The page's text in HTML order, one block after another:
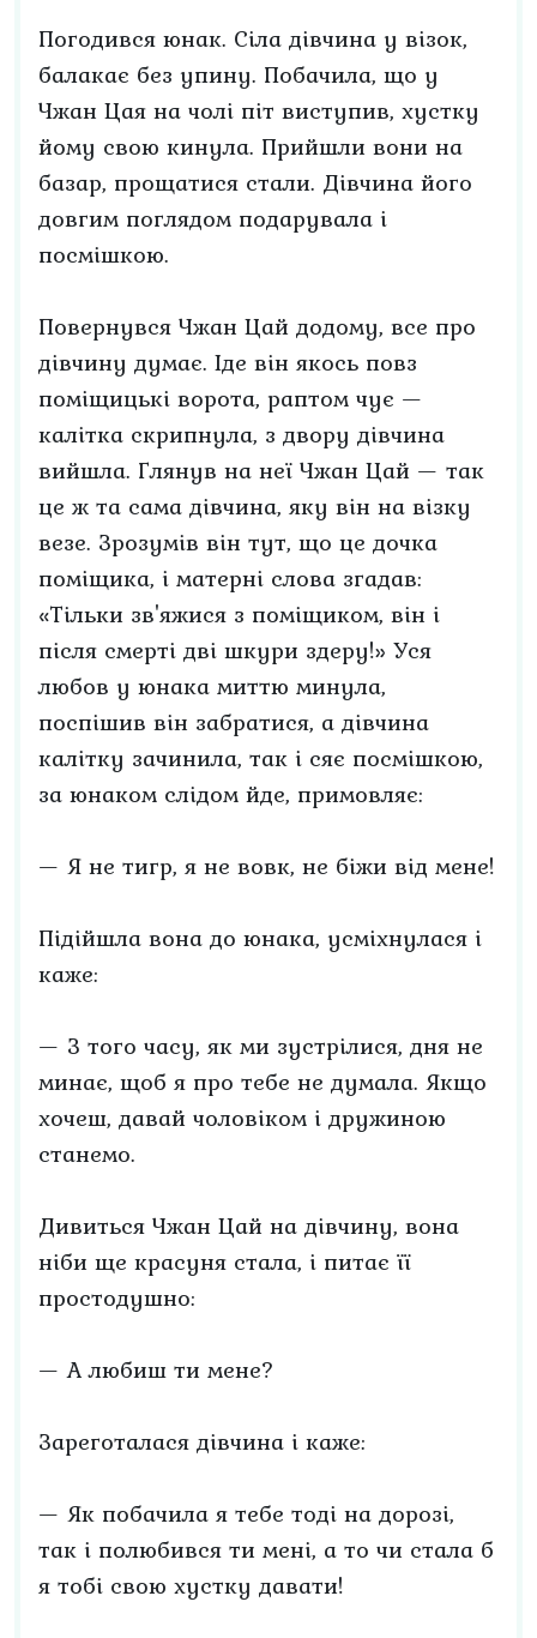
Погодився юнак. Сіла дівчина у візок,
балакає без упину. Побачила, що у
Чжан Цая на чолі піт виступив, хустку
йому свою кинула. Прийшли вони на
базар, прощатися стали. Дівчина його
довгим поглядом подарувала і
посмішкою.
Повернувся Чжан Цай додому, все про
дівчину думає. Іде він якось повз
поміщицькі ворота, раптом чує —
калітка скрипнула, з двору дівчина
вийшла. Глянув на неї Чжан Цай — так
це ж та сама дівчина, яку він на візку
везе. Зрозумів він тут, що це дочка
поміщика, і матерні слова згадав:
«Тільки зв'яжися з поміщиком, він і
після смерті дві шкури здеру!» Уся
любов у юнака миттю минула,
поспішив він забратися, а дівчина
калітку зачинила, так і сяє посмішкою,
за юнаком слідом йде, примовляє:
— Я не тигр, я не вовк, не біжи від мене!
Підійшла вона до юнака, усміхнулася і
каже:
— З того часу, як ми зустрілися, дня не
минає, щоб я про тебе не думала. Якщо
хочеш, давай чоловіком і дружиною
станемо.
Дивиться Чжан Цай на дівчину, вона
ніби ще красуня стала, і питає її
простодушно:
— А любиш ти мене?
Зареготалася дівчина і каже:
— Як побачила я тебе тоді на дорозі,
так і полюбився ти мені, а то чи стала б
я тобі свою хустку давати!